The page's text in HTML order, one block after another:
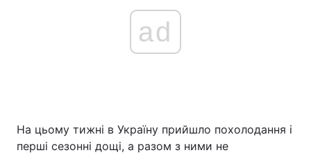
Головна Війна
ad
На цьому тижні в Україну прийшло похолодання і
перші сезонні дощі, а разом з ними не